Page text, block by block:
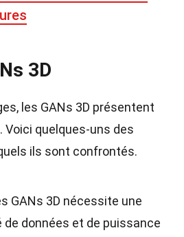
3D
les GANs 3D présentent
quelques-uns des
ils sont confrontés.
GANs 3D nécessite une
de données et de puissance